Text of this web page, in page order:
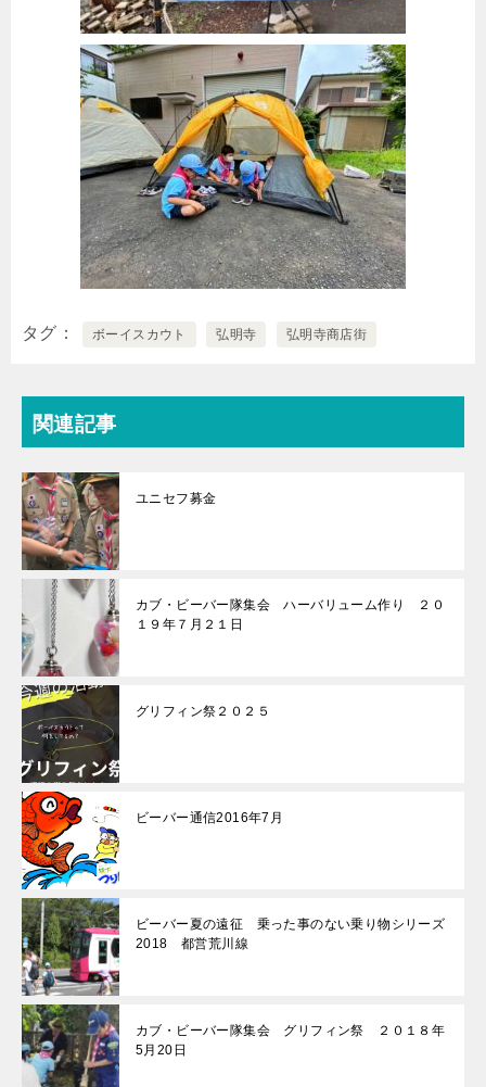
タグ ボーイスカウト 弘明寺 弘明寺商店街
関連記事
ユニセフ募金
カブ・ビーバー隊集会 ハーバリューム作り ２０
１９年７月２１日
グリフィン祭２０２５
ビーバー通信2016年7月
ビーバー夏の遠征 乗った事のない乗り物シリーズ
2018 都営荒川線
カブ・ビーバー隊集会 グリフィン祭 ２０１８年
5月20日